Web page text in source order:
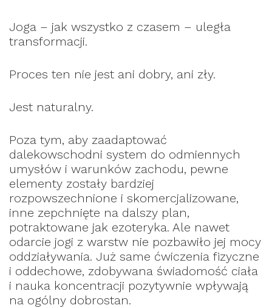
Joga – jak wszystko z czasem – uległa
transformacji.
Proces ten nie jest ani dobry, ani zły.
Jest naturalny.
Poza tym, aby zaadaptować
dalekowschodni system do odmiennych
umysłów i warunków zachodu, pewne
elementy zostały bardziej
rozpowszechnione i skomercjalizowane,
inne zepchnięte na dalszy plan,
potraktowane jak ezoteryka. Ale nawet
odarcie jogi z warstw nie pozbawiło jej mocy
oddziaływania. Już same ćwiczenia fizyczne
i oddechowe, zdobywana świadomość ciała
i nauka koncentracji pozytywnie wpływają
na ogólny dobrostan.